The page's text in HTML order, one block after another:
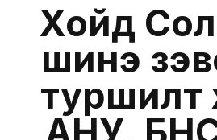
Хойд
шинэ
туршилт